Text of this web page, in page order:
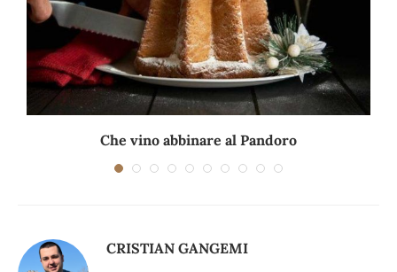
Che vino abbinare al Pandoro
CRISTIAN GANGEMI